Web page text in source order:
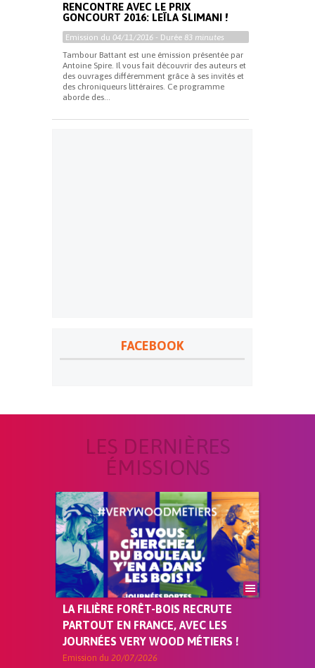
RENCONTRE AVEC LE PRIX
GONCOURT 2016: LEÏLA SLIMANI !
Emission du 04/11/2016 - Durée 83 minutes
Tambour Battant est une émission présentée par
Antoine Spire. Il vous fait découvrir des auteurs et
des ouvrages différemment grâce à ses invités et
des chroniqueurs littéraires. Ce programme
aborde des...
FACEBOOK
LES DERNIÈRES
ÉMISSIONS
LA FILIÈRE FORÊT-BOIS RECRUTE
PARTOUT EN FRANCE, AVEC LES
JOURNÉES VERY WOOD MÉTIERS !
Emission du 20/07/2026